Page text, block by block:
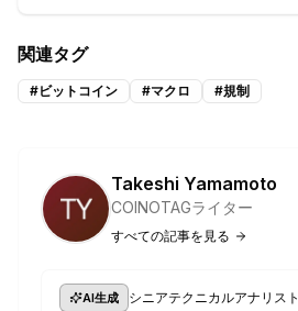
関連タグ
#ビットコイン #マクロ #規制
Takeshi Yamamoto
COINOTAGライター
すべての記事を見る
AI生成 シニアテクニカルアナリスト